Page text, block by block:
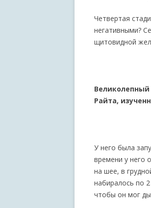
Четвертая
негативными?
щитовидной
Райта,
У него была
времени у него
на шее, в
набиралось по
чтобы он мог